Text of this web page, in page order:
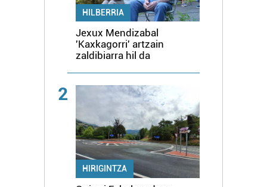
HILBERRIA
Jexux Mendizabal
'Kaxkagorri' artzain
zaldibiarra hil da
2
HIRIGINTZA